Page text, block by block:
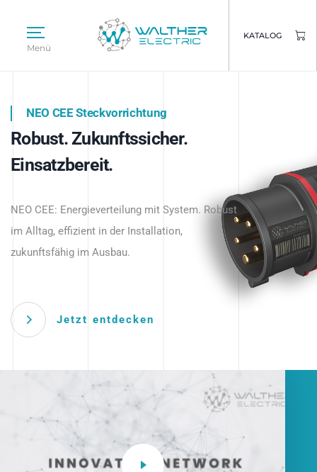
Menü
KATALOG
Intelligente Stromverteilung
beginnt hier.
NEO CEE Steckvorrichtung
Robust. Zukunftssicher.
Einsatzbereit.
NEO CEE: Energieverteilung mit System. Robust
im Alltag, effizient in der Installation,
zukunftsfähig im Ausbau.
Jetzt entdecken
Intelligenz trifft Energie.
Anwendungen – robust, IP-geschützt und
zukunftsfähig.